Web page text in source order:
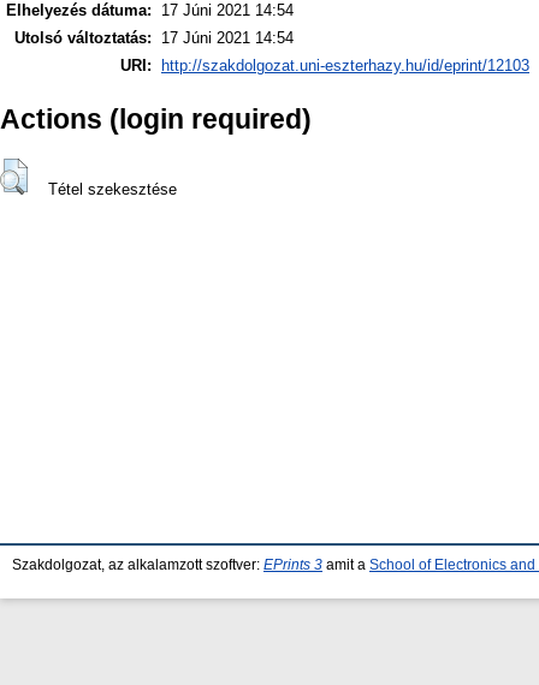
Elhelyezés dátuma:
17 Júni 2021 14:54
Utolsó változtatás:
17 Júni 2021 14:54
URI:
http://szakdolgozat.uni-eszterhazy.hu/id/eprint/12103
Actions (login required)
Tétel szekesztése
Szakdolgozat, az alkalamzott szoftver: EPrints 3 amit a School of Electronics